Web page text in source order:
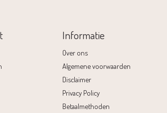
Informatie
Over ons
Algemene voorwaarden
Disclaimer
Privacy Policy
Betaalmethoden